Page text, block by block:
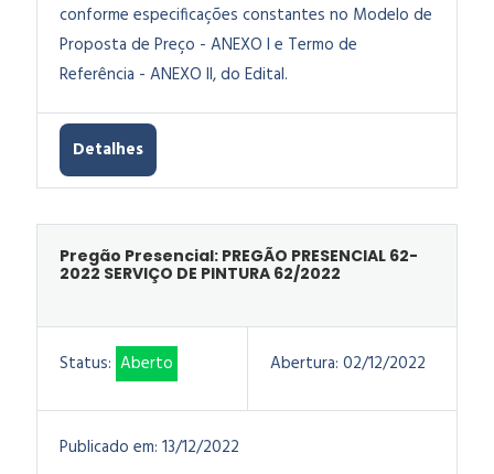
conforme especificações constantes no Modelo de
Proposta de Preço - ANEXO I e Termo de
Referência - ANEXO II, do Edital.
Detalhes
Pregão Presencial: PREGÃO PRESENCIAL 62-
2022 SERVIÇO DE PINTURA 62/2022
Status: Aberto Abertura: 02/12/2022
Publicado em: 13/12/2022